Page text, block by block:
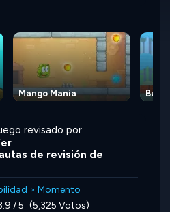
Mango Mania
revisado por
de revisión de
> Momento
/ 5 (5,325 Votos)